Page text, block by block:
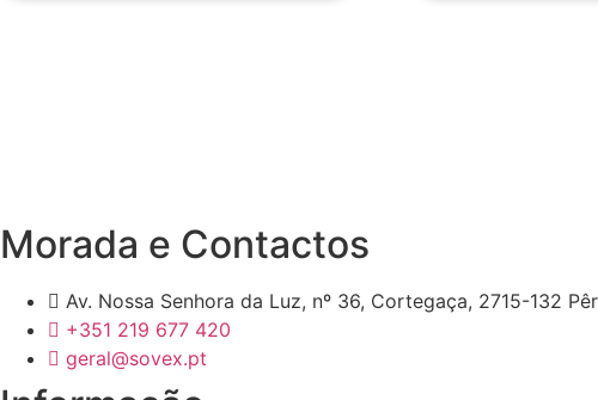
Morada e Contactos
Av. Nossa Senhora da Luz, nº 36, Cortegaça, 2715-132
+351 219 677 420
geral@sovex.pt